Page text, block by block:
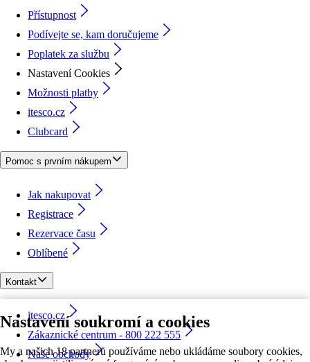
Nastavení soukromí a cookies
My a našich 18 partnerů používáme nebo ukládáme soubory cookies,
Přístupnost
Podívejte se, kam doručujeme
Poplatek za službu
Nastavení Cookies
Možnosti platby
itesco.cz
Clubcard
Pomoc s prvním nákupem
Jak nakupovat
Registrace
Rezervace času
Oblíbené
Kontakt
itesco.cz
Zákaznické centrum - 800 222 555
Naše obchody